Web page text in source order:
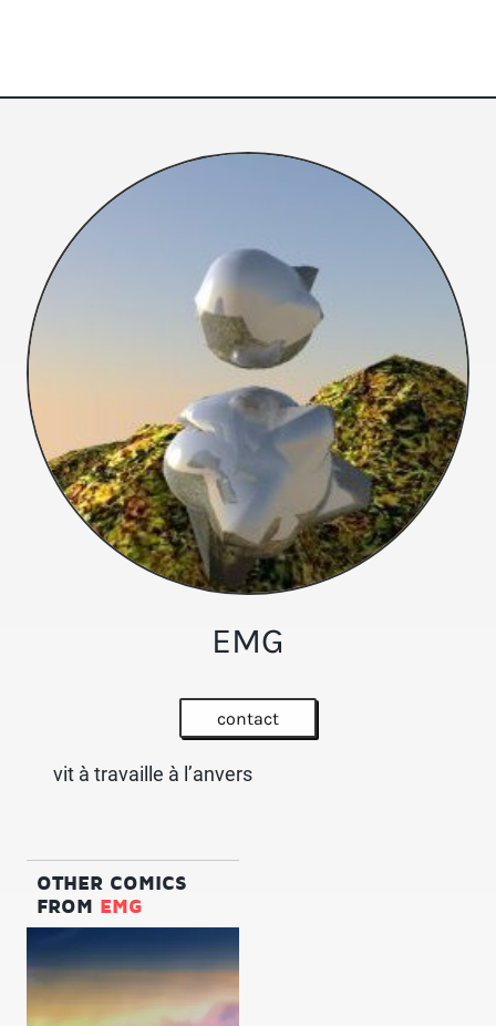
EMG
contact
vit à travaille à l’anvers
OTHER COMICS
FROM EMG